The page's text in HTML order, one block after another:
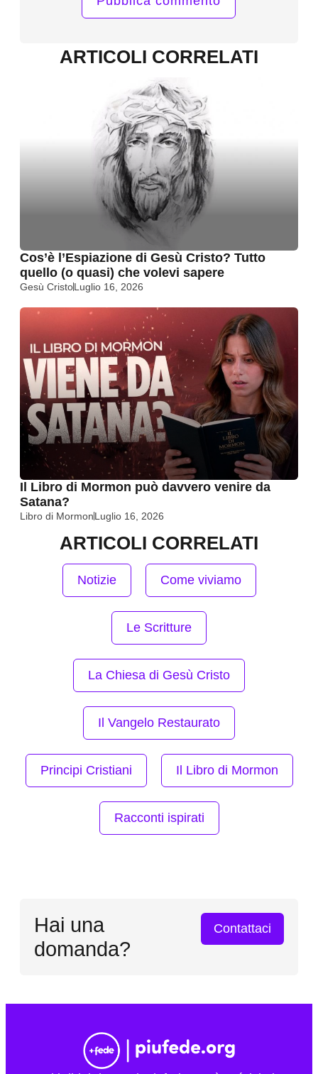
ARTICOLI CORRELATI
Cos’è l’Espiazione di Gesù Cristo? Tutto
quello (o quasi) che volevi sapere
Gesù CristoLuglio 16, 2026
Il Libro di Mormon può davvero venire da
Satana?
Libro di MormonLuglio 16, 2026
ARTICOLI CORRELATI
Notizie Come viviamo
Le Scritture
La Chiesa di Gesù Cristo
Il Vangelo Restaurato
Principi Cristiani Il Libro di Mormon
Racconti ispirati
Hai una
domanda?
Contattaci